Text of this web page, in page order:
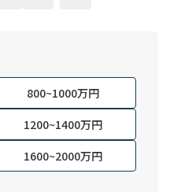
800~1000万円
1200~1400万円
1600~2000万円